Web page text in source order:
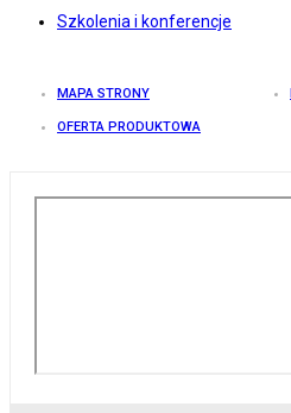
Szkolenia i konferencje
MAPA STRONY
OFERTA PRODUKTOWA